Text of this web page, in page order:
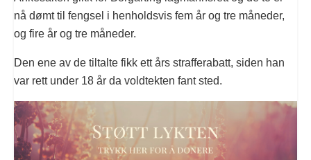
nå dømt til fengsel i henholdsvis fem år og tre måneder,
og fire år og tre måneder.
Den ene av de tiltalte fikk ett års strafferabatt, siden han
var rett under 18 år da voldtekten fant sted.